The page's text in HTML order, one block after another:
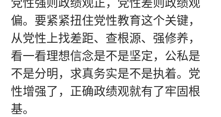
偏。要紧紧扭住党性教育这个关键，
从党性上找差距、查根源、强修养，
看一看理想信念是不是坚定，公私是
不是分明，求真务实是不是执着。党
性增强了，正确政绩观就有了牢固根
基。